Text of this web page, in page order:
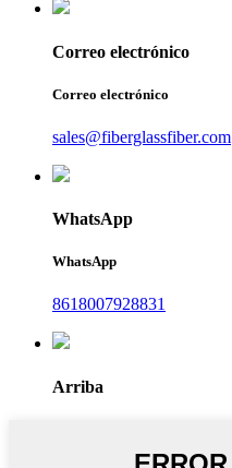
Correo electrónico
Correo electrónico
sales@fiberglassfiber.com
WhatsApp
WhatsApp
8618007928831
Arriba